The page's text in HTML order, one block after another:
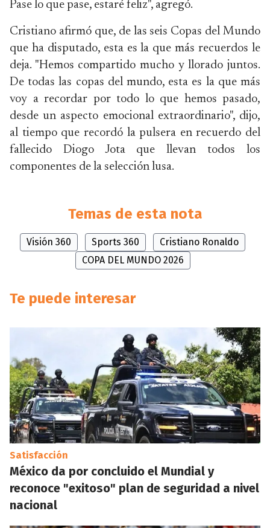
Pase lo que pase, estaré feliz", agregó.
Cristiano afirmó que, de las seis Copas del Mundo
que ha disputado, esta es la que más recuerdos le
deja. "Hemos compartido mucho y llorado juntos.
De todas las copas del mundo, esta es la que más
voy a recordar por todo lo que hemos pasado,
desde un aspecto emocional extraordinario", dijo,
al tiempo que recordó la pulsera en recuerdo del
fallecido Diogo Jota que llevan todos los
componentes de la selección lusa.
Temas de esta nota
Visión 360 Sports 360
Cristiano Ronaldo
COPA DEL MUNDO 2026
Te puede interesar
Satisfacción
México da por concluido el Mundial y
reconoce "exitoso" plan de seguridad a nivel
nacional